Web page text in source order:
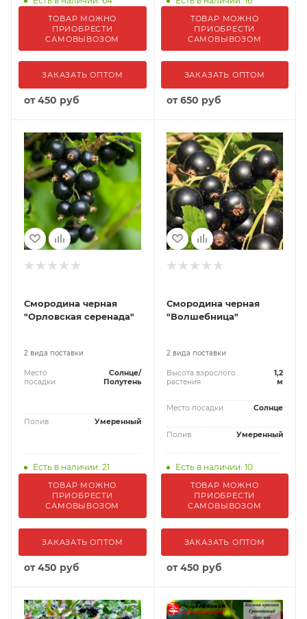
ТОВАР МОЖНО
ПРИОБРЕСТИ
САМОВЫВОЗОМ
ЗАКАЗАТЬ ОПТОМ
от450 руб
ТОВАР МОЖНО
ПРИОБРЕСТИ
САМОВЫВОЗОМ
ЗАКАЗАТЬ ОПТОМ
от650 руб
Смородина черная
"Орловская серенада"
2 вида поставки
Место
посадки
Солнце/
Полутень
Полив Умеренный
Есть в наличии: 21
ТОВАР МОЖНО
ПРИОБРЕСТИ
САМОВЫВОЗОМ
ЗАКАЗАТЬ ОПТОМ
от450 руб
Смородина черная
"Волшебница"
2 вида поставки
Высота взрослого
растения
1,2
м
Место посадки Солнце
Полив Умеренный
Есть в наличии: 10
ТОВАР МОЖНО
ПРИОБРЕСТИ
САМОВЫВОЗОМ
ЗАКАЗАТЬ ОПТОМ
от450 руб